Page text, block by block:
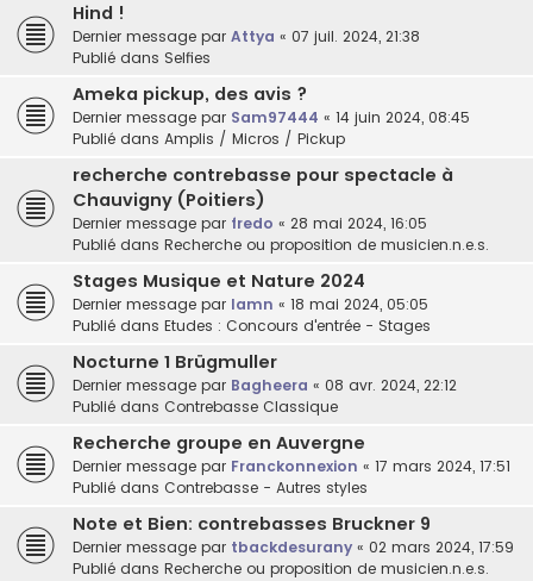
Hind !
Dernier message par Attya « 07 juil. 2024, 21:38
Publié dans Selfies
Ameka pickup, des avis ?
Dernier message par Sam97444 « 14 juin 2024, 08:45
Publié dans Amplis / Micros / Pickup
recherche contrebasse pour spectacle à
Chauvigny (Poitiers)
Dernier message par fredo « 28 mai 2024, 16:05
Publié dans Recherche ou proposition de musicien.n.e.s.
Stages Musique et Nature 2024
Dernier message par lamn « 18 mai 2024, 05:05
Publié dans Etudes : Concours d'entrée - Stages
Nocturne 1 Brügmuller
Dernier message par Bagheera « 08 avr. 2024, 22:12
Publié dans Contrebasse Classique
Recherche groupe en Auvergne
Dernier message par Franckonnexion « 17 mars 2024, 17:51
Publié dans Contrebasse - Autres styles
Note et Bien: contrebasses Bruckner 9
Dernier message par tbackdesurany « 02 mars 2024, 17:59
Publié dans Recherche ou proposition de musicien.n.e.s.